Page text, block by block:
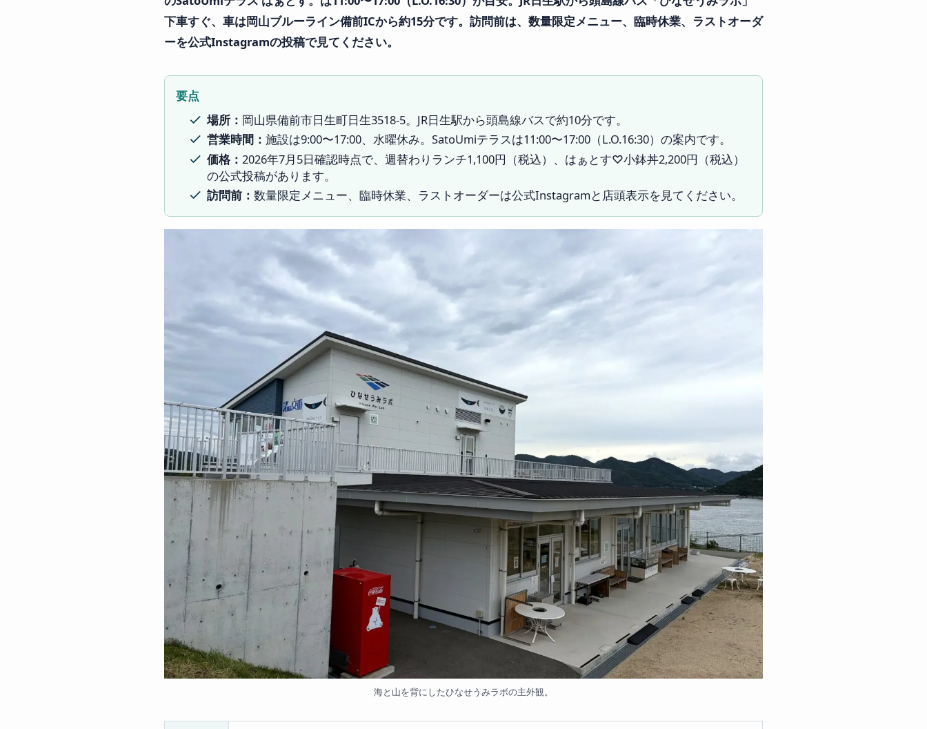
下車すぐ、車は岡山ブルーライン備前ICから約15分です。訪問前は、数量限定メニュー、臨時休業、ラストオーダ
ーを公式Instagramの投稿で見てください。
要点
場所： 岡山県備前市日生町日生3518-5。JR日生駅から頭島線バスで約10分です。
営業時間： 施設は9:00〜17:00、水曜休み。SatoUmiテラスは11:00〜17:00（L.O.16:30）の案内です。
価格： 2026年7月5日確認時点で、週替わりランチ1,100円（税込）、はぁとす♡小鉢丼2,200円（税込）
の公式投稿があります。
訪問前： 数量限定メニュー、臨時休業、ラストオーダーは公式Instagramと店頭表示を見てください。
海と山を背にしたひなせうみラボの主外観。